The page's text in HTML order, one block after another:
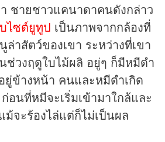
ชายชาวแคนาดาคนดังกล่าว
ไซต์ยูทูป เป็นภาพจากกล้องที่
ล่าสัตว์ของเขา ระหว่างที่เขา
ช่วงฤดูใบไม้ผลิ อยู่ๆ ก็มีหมีดำ
ข้างหน้า คนและหมีดำเกิด
อนที่หมีจะเริ่มเข้ามาใกล้และ
จะร้องไล่แต่ก็ไม่เป็นผล